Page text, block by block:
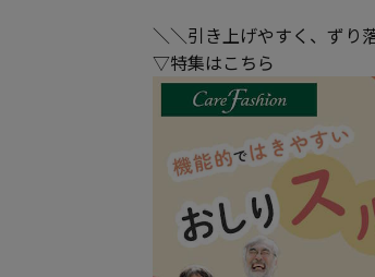
＼＼引き上げやすく、ずり
▽特集はこちら